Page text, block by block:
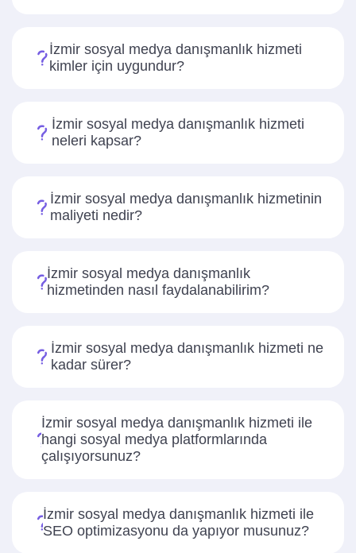
İzmir sosyal medya danışmanlık hizmeti
kimler için uygundur?
İzmir sosyal medya danışmanlık hizmeti
neleri kapsar?
İzmir sosyal medya danışmanlık hizmetinin
maliyeti nedir?
İzmir sosyal medya danışmanlık
hizmetinden nasıl faydalanabilirim?
İzmir sosyal medya danışmanlık hizmeti ne
kadar sürer?
İzmir sosyal medya danışmanlık hizmeti ile
hangi sosyal medya platformlarında
çalışıyorsunuz?
İzmir sosyal medya danışmanlık hizmeti ile
SEO optimizasyonu da yapıyor musunuz?